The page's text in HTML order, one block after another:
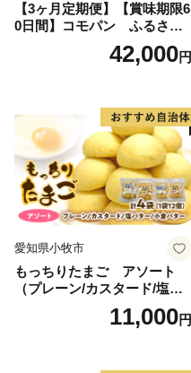
【3ヶ月定期便】【賞味期限6
0日間】コモパン ふるさと
クロワッサンセット（計90
個）／災害用備蓄 保存食 非
42,000円
愛知県小牧市
もっちりたまご アソート
（プレーン/カスタード/塩バ
ター/小倉バター）11,000円